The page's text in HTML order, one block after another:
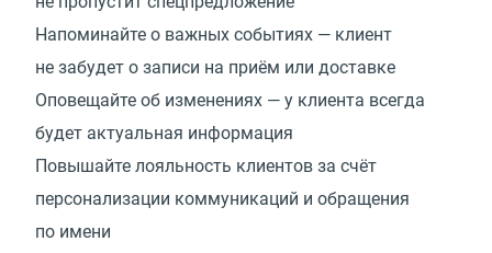
Напоминайте о важных событиях — клиент
не забудет о записи на приём или доставке
Оповещайте об изменениях — у клиента всегда
будет актуальная информация
Повышайте лояльность клиентов за счёт
персонализации коммуникаций и обращения
по имени